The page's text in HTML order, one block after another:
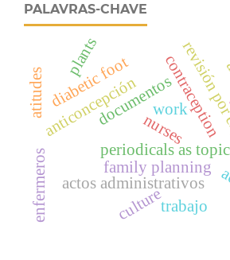
PALAVRAS-CHAVE
documentos
periodicals as topic
family planning
contraception
anticoncepciónnurses
actos administrativos
enfermeros
diabetic foot
atitudes
culture
plants
work
trabajo